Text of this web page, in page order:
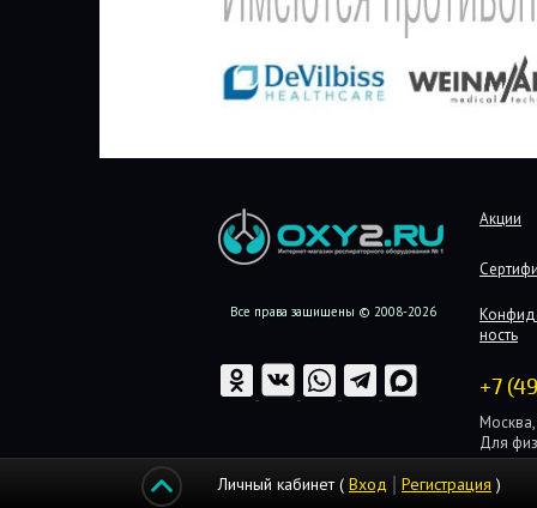
Все права защищены © 2008-2026
Акции
ность
+7
Для
Для
Личный кабинет ( Вход Регистрация )